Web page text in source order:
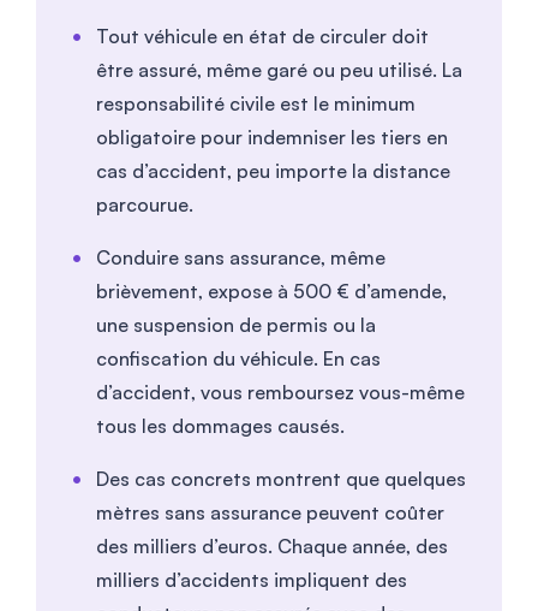
Tout véhicule en état de circuler doit
être assuré, même garé ou peu utilisé. La
responsabilité civile est le minimum
obligatoire pour indemniser les tiers en
cas d’accident, peu importe la distance
parcourue.
Conduire sans assurance, même
brièvement, expose à 500 € d’amende,
une suspension de permis ou la
confiscation du véhicule. En cas
d’accident, vous remboursez vous-même
tous les dommages causés.
Des cas concrets montrent que quelques
mètres sans assurance peuvent coûter
des milliers d’euros. Chaque année, des
milliers d’accidents impliquent des